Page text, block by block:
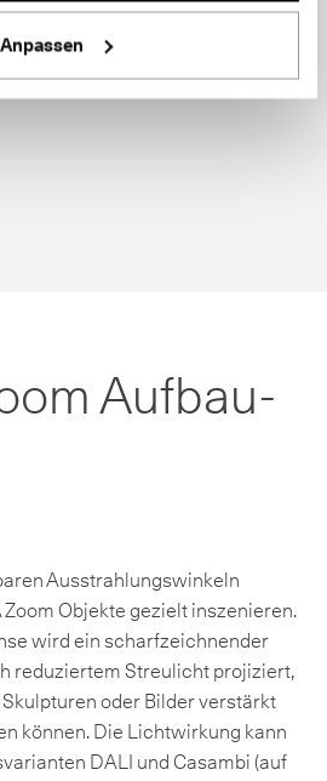
Anpassen
Aufbau-
Ausstrahlungswinkeln
Zoom Objekte gezielt inszenieren.
wird ein scharfzeichnender
reduziertem Streulicht projiziert,
oder Bilder verstärkt
können. Die Lichtwirkung kann
DALI und Casambi (auf